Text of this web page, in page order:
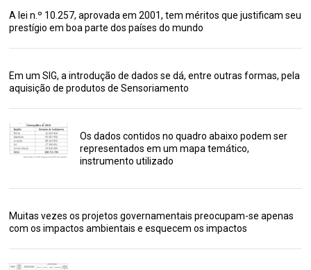
A lei n.º 10.257, aprovada em 2001, tem méritos que justificam seu
prestígio em boa parte dos países do mundo
Em um SIG, a introdução de dados se dá, entre outras formas, pela
aquisição de produtos de Sensoriamento
Os dados contidos no quadro abaixo podem ser
representados em um mapa temático,
instrumento utilizado
Muitas vezes os projetos governamentais preocupam-se apenas
com os impactos ambientais e esquecem os impactos